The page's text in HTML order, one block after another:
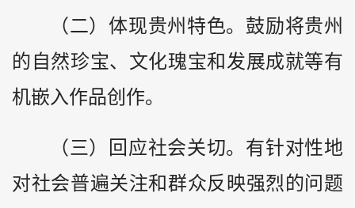
（二）体现贵州特色。鼓励将贵州
的自然珍宝、文化瑰宝和发展成就等有
机嵌入作品创作。
（三）回应社会关切。有针对性地
对社会普遍关注和群众反映强烈的问题